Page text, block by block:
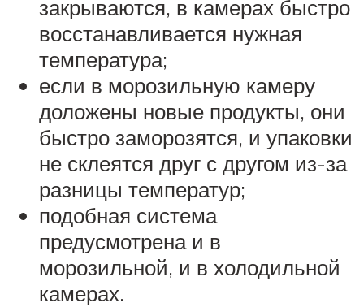
закрываются, в камерах быстро
восстанавливается нужная
температура;
если в морозильную камеру
доложены новые продукты, они
быстро заморозятся, и упаковки
не склеятся друг с другом из-за
разницы температур;
подобная система
предусмотрена и в
морозильной, и в холодильной
камерах.